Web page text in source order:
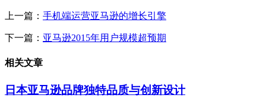
上一篇： 手机端运营亚马逊的增长引擎
下一篇： 亚马逊2015年用户规模超预期
相关文章
日本亚马逊品牌独特品质与创新设计